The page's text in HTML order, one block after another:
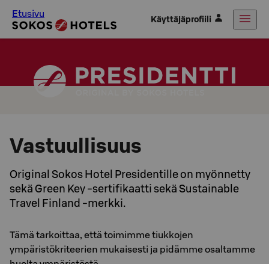
Etusivu Käyttäjäprofiili
Vastuullisuus
Original Sokos Hotel Presidentille on myönnetty
sekä Green Key -sertifikaatti sekä Sustainable
Travel Finland -merkki.
Tämä tarkoittaa, että toimimme tiukkojen
ympäristökriteerien mukaisesti ja pidämme osaltamme